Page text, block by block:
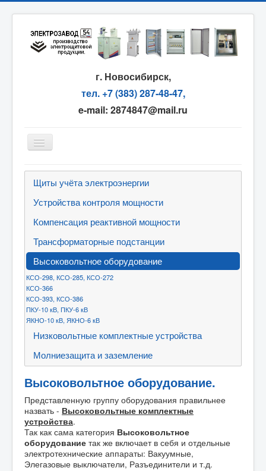
г. Новосибирск,
тел. +7 (383) 287-48-47,
e-mail: 2874847@mail.ru
Главная
Оплата и доставка
Контакты
Карта сайта
FAQ
ЦЕНЫ
Щиты учёта электроэнергии
Устройства контроля мощности
Компенсация реактивной мощности
Трансформаторные подстанции
Высоковольтное оборудование
КСО-298, КСО-285, КСО-272
КСО-366
КСО-393, КСО-386
ПКУ-10 кВ, ПКУ-6 кВ
ЯКНО-10 кВ, ЯКНО-6 кВ
Низковольтные комплектные устройства
Молниезащита и заземление
Высоковольтное оборудование.
Представленную группу оборудования правильнее
назвать - Высоковольтные комплектные
устройства.
Так как сама категория Высоковольтное
оборудование так же включает в себя и отдельные
электротехнические аппараты: Вакуумные,
Элегазовые выключатели, Разъединители и т.д.